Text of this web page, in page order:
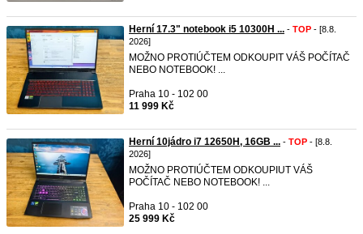
Herní 17.3" notebook i5 10300H ... - TOP - [8.8.
2026]
MOŽNO PROTIÚČTEM ODKOUPIT VÁŠ POČÍTAČ
NEBO NOTEBOOK! ...
Praha 10 - 102 00
11 999 Kč
Herní 10jádro i7 12650H, 16GB ... - TOP - [8.8.
2026]
MOŽNO PROTIÚČTEM ODKOUPIUT VÁŠ
POČÍTAČ NEBO NOTEBOOK! ...
Praha 10 - 102 00
25 999 Kč